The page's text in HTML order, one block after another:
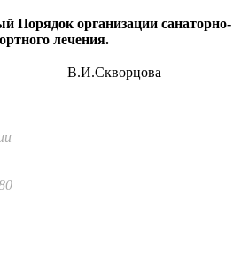
Порядок организации санаторно-
лечения.
В.И.Скворцова